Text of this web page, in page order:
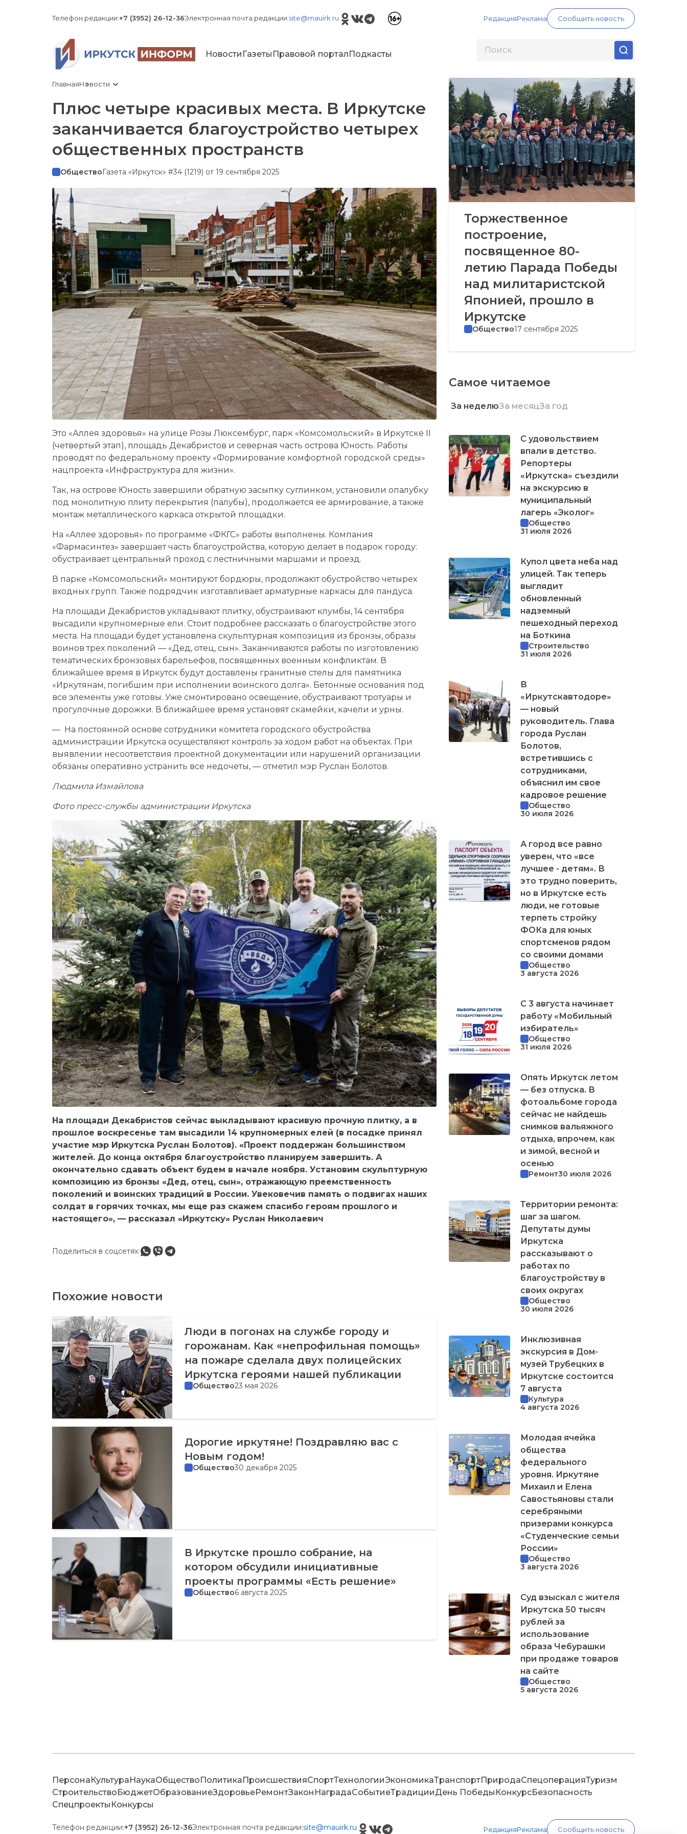
Телефон редакции:+7 (3952) 26-12-36Электронная почта редакции:site@mauirk.ru РедакцияРеклама Сообщить новость
Новости Газеты Правовой портал Подкасты
ГлавнаяНовости
Плюс четыре красивых места. В Иркутске
заканчивается благоустройство четырех
общественных пространств
Общество Газета «Иркутск» #34 (1219) от 19 сентября 2025
Это «Аллея здоровья» на улице Розы Люксембург, парк «Комсомольский» в Иркутске II
(четвертый этап), площадь Декабристов и северная часть острова Юность. Работы
проводят по федеральному проекту «Формирование комфортной городской среды»
нацпроекта «Инфраструктура для жизни».
Так, на острове Юность завершили обратную засыпку суглинком, установили опалубку
под монолитную плиту перекрытия (палубы), продолжается ее армирование, а также
монтаж металлического каркаса открытой площадки.
На «Аллее здоровья» по программе «ФКГС» работы выполнены. Компания
«Фармасинтез» завершает часть благоустройства, которую делает в подарок городу:
обу­страивает центральный проход с лестничными маршами и проезд.
В парке «Комсомольский» монтируют бордюры, продолжают обустройство четырех
входных групп. Также подрядчик изготавливает арматурные каркасы для пандуса.
На площади Декабристов укладывают плитку, обу­страивают клумбы, 14 сентября
высадили крупномерные ели. Стоит подробнее рассказать о благоустройстве этого
места. На площади будет установлена скульптурная композиция из бронзы, образы
воинов трех поколений — «Дед, отец, сын». Заканчиваются работы по изготовлению
тематических бронзовых барельефов, посвященных военным конфликтам. В
ближайшее время в Иркутск будут доставлены гранитные стелы для памятника
«Иркутянам, погибшим при исполнении воинского долга». Бетонные основания под
все элементы уже готовы. Уже смонтировано освещение, обустраивают тротуары и
прогулочные дорожки. В ближайшее время установят скамейки, качели и урны.
— На постоянной основе сотрудники комитета городского обустройства
администрации Иркутска осуществляют контроль за ходом работ на объектах. При
выявлении несоответствия проектной документации или нарушений организации
обязаны оперативно устранить все недочеты, — отметил мэр Руслан Болотов.
Людмила Измайлова
Фото пресс-службы администрации Иркутска
На площади Декабристов сейчас выкладывают красивую прочную плитку, а в
прошлое воскресенье там высадили 14 крупномерных елей (в посадке принял
участие мэр Иркутска Руслан Болотов). «Проект поддержан большинством
жителей. До конца октября благоустройство планируем завершить. А
окончательно сдавать объект будем в начале ноября. Установим скульптурную
композицию из бронзы «Дед, отец, сын», отражающую преемственность
поколений и воинских традиций в России. Увековечив память о подвигах наших
солдат в горячих точках, мы еще раз скажем спасибо героям прошлого и
настоящего», — рассказал «Иркутску» Руслан Николаевич
Поделиться в соцсетях:
Похожие новости
Люди в погонах на службе городу и
горожанам. Как «непрофильная помощь»
на пожаре сделала двух полицейских
Иркутска героями нашей публикации
Общество23 мая 2026
Дорогие иркутяне! Поздравляю вас с
Новым годом!
Общество30 декабря 2025
В Иркутске прошло собрание, на
котором обсудили инициативные
проекты программы «Есть решение»
Общество6 августа 2025
Торжественное
построение,
посвященное 80-
летию Парада Победы
над милитаристской
Японией, прошло в
Иркутске
Общество17 сентября 2025
Самое читаемое
За неделюЗа месяцЗа год
С удовольствием
впали в детство.
Репортеры
«Иркутска» съездили
на экскурсию в
муниципальный
лагерь «Эколог»
Общество
31 июля 2026
Купол цвета неба над
улицей. Так теперь
выглядит
обновленный
надземный
пешеходный переход
на Боткина
Строительство
31 июля 2026
В
«Иркутскавтодоре»
— новый
руководитель. Глава
города Руслан
Болотов,
встретившись с
сотрудниками,
объяснил им свое
кадровое решение
Общество
30 июля 2026
А город все равно
уверен, что «все
лучшее - детям». В
это трудно поверить,
но в Иркутске есть
люди, не готовые
терпеть стройку
ФОКа для юных
спортсменов рядом
со своими домами
Общество
3 августа 2026
С 3 августа начинает
работу «Мобильный
избиратель»
Общество
31 июля 2026
Опять Иркутск летом
— без отпуска. В
фотоальбоме города
сейчас не найдешь
снимков вальяжного
отдыха, впрочем, как
и зимой, весной и
осенью
Ремонт30 июля 2026
Территории ремонта:
шаг за шагом.
Депутаты думы
Иркутска
рассказывают о
работах по
благоустройству в
своих округах
Общество
30 июля 2026
Инклюзивная
экскурсия в Дом-
музей Трубецких в
Иркутске состоится
7 августа
Культура
4 августа 2026
Молодая ячейка
общества
федерального
уровня. Иркутяне
Михаил и Елена
Савостьяновы стали
серебряными
призерами конкурса
«Студенческие семьи
России»
Общество
3 августа 2026
Суд взыскал с жителя
Иркутска 50 тысяч
рублей за
использование
образа Чебурашки
при продаже товаров
на сайте
Общество
5 августа 2026
ПерсонаКультураНаукаОбществоПолитикаПроисшествияСпортТехнологииЭкономикаТранспортПриродаСпецоперацияТуризм
СтроительствоБюджетОбразованиеЗдоровьеРемонтЗакон НаградаСобытиеТрадицииДень Победы КонкурсБезопасность
Спецпроекты Конкурсы
Телефон редакции:+7 (3952) 26-12-36Электронная почта редакции:site@mauirk.ru РедакцияРеклама Сообщить новость